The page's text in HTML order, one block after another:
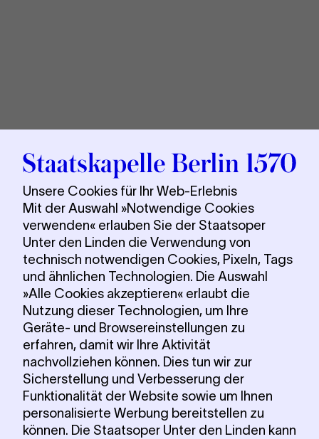
Unsere Cookies für Ihr Web-Erlebnis
Mit der Auswahl »Notwendige Cookies
verwenden« erlauben Sie der Staatsoper
Unter den Linden die Verwendung von
technisch notwendigen Cookies, Pixeln, Tags
und ähnlichen Technologien. Die Auswahl
»Alle Cookies akzeptieren« erlaubt die
Nutzung dieser Technologien, um Ihre
Geräte- und Browsereinstellungen zu
erfahren, damit wir Ihre Aktivität
nachvollziehen können. Dies tun wir zur
Sicherstellung und Verbesserung der
Funktionalität der Website sowie um Ihnen
personalisierte Werbung bereitstellen zu
können. Die Staatsoper Unter den Linden kann